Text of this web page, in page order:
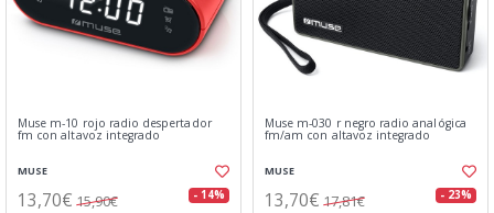
Muse m-10 rojo radio despertador
fm con altavoz integrado
MUSE
13,70€ 15,90€ - 14%
Muse m-030 r negro radio analógica
fm/am con altavoz integrado
MUSE
13,70€ 17,81€ - 23%